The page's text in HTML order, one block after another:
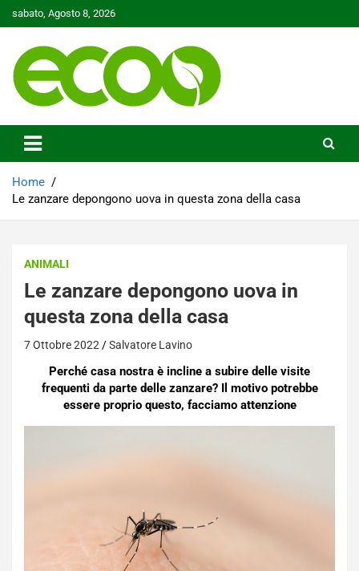
to
sabato, Agosto 8, 2026
Ecoo.it
Home
Le zanzare depongono uova in questa zona della casa
ANIMALI
Le zanzare depongono uova in
questa zona della casa
7 Ottobre 2022 Salvatore Lavino
Perché casa nostra è incline a subire delle visite
frequenti da parte delle zanzare? Il motivo potrebbe
essere proprio questo, facciamo attenzione